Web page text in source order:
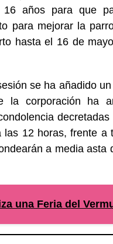
16 años para que
para mejorar la
hasta el 16 de
se ha añadido
la corporación ha
12 horas, frente a
a media asta
una Feria del